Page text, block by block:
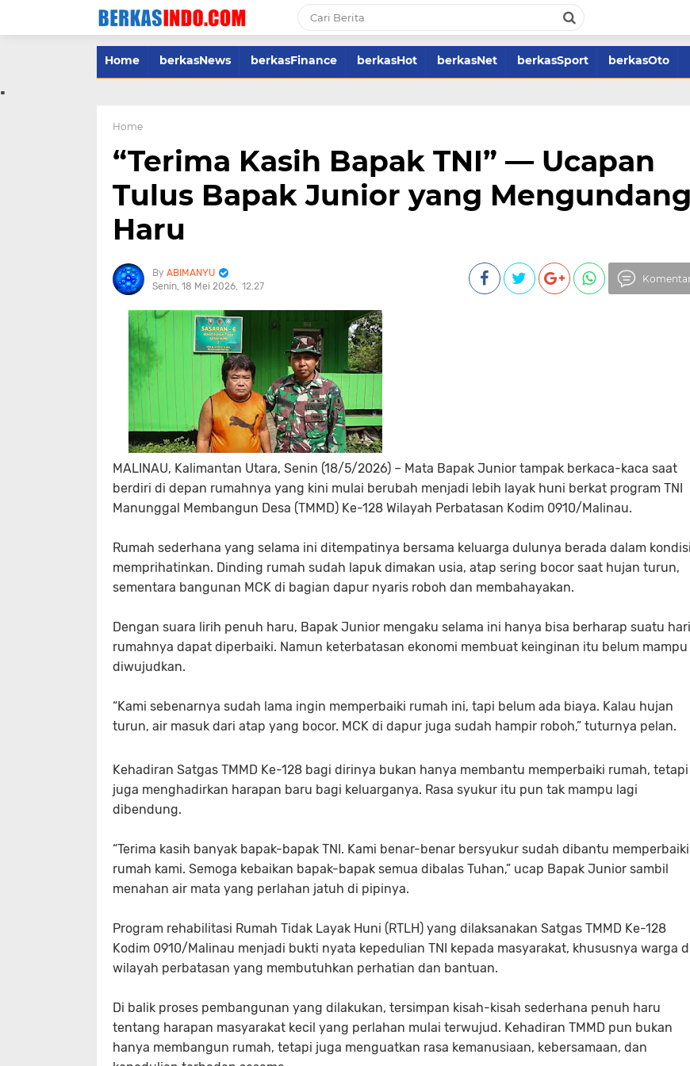
Home berkasNews berkasFinance berkasHot berkasNet berkasSport berkasOto
.
Home
“Terima Kasih Bapak TNI” — Ucapan
Tulus Bapak Junior yang Mengundang
Haru
ABIMANYU
Senin, 18 Mei 2026 12.27
MALINAU, Kalimantan Utara, Senin (18/5/2026) – Mata Bapak Junior tampak berkaca-kaca saat
berdiri di depan rumahnya yang kini mulai berubah menjadi lebih layak huni berkat program TNI
Manunggal Membangun Desa (TMMD) Ke-128 Wilayah Perbatasan Kodim 0910/Malinau.
Rumah sederhana yang selama ini ditempatinya bersama keluarga dulunya berada dalam kondisi
memprihatinkan. Dinding rumah sudah lapuk dimakan usia, atap sering bocor saat hujan turun,
sementara bangunan MCK di bagian dapur nyaris roboh dan membahayakan.
Dengan suara lirih penuh haru, Bapak Junior mengaku selama ini hanya bisa berharap suatu hari
rumahnya dapat diperbaiki. Namun keterbatasan ekonomi membuat keinginan itu belum mampu
diwujudkan.
“Kami sebenarnya sudah lama ingin memperbaiki rumah ini, tapi belum ada biaya. Kalau hujan
turun, air masuk dari atap yang bocor. MCK di dapur juga sudah hampir roboh,” tuturnya pelan.
Kehadiran Satgas TMMD Ke-128 bagi dirinya bukan hanya membantu memperbaiki rumah, tetapi
juga menghadirkan harapan baru bagi keluarganya. Rasa syukur itu pun tak mampu lagi
dibendung.
“Terima kasih banyak bapak-bapak TNI. Kami benar-benar bersyukur sudah dibantu memperbaiki
rumah kami. Semoga kebaikan bapak-bapak semua dibalas Tuhan,” ucap Bapak Junior sambil
menahan air mata yang perlahan jatuh di pipinya.
Program rehabilitasi Rumah Tidak Layak Huni (RTLH) yang dilaksanakan Satgas TMMD Ke-128
Kodim 0910/Malinau menjadi bukti nyata kepedulian TNI kepada masyarakat, khususnya warga
wilayah perbatasan yang membutuhkan perhatian dan bantuan.
Di balik proses pembangunan yang dilakukan, tersimpan kisah-kisah sederhana penuh haru
tentang harapan masyarakat kecil yang perlahan mulai terwujud. Kehadiran TMMD pun bukan
hanya membangun rumah, tetapi juga menguatkan rasa kemanusiaan, kebersamaan, dan